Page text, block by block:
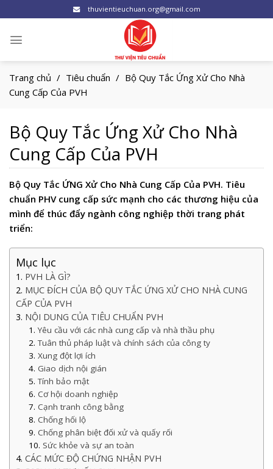
to
content
thuvientieuchuan.org@gmail.com
Trang chủ / Tiêu chuẩn / Bộ Quy Tắc Ứng Xử Cho Nhà
Cung Cấp Của PVH
Bộ Quy Tắc Ứng Xử Cho Nhà
Cung Cấp Của PVH
Bộ Quy Tắc ỨNG Xử Cho Nhà Cung Cấp Của PVH. Tiêu
chuẩn PHV cung cấp sức mạnh cho các thương hiệu của
mình để thúc đẩy ngành công nghiệp thời trang phát
triển:
Mục lục
PVH LÀ GÌ?
MỤC ĐÍCH CỦA BỘ QUY TẮC ỨNG XỬ CHO NHÀ CUNG
CẤP CỦA PVH
NỘI DUNG CỦA TIÊU CHUẨN PVH
Yêu cầu với các nhà cung cấp và nhà thầu phụ
Tuân thủ pháp luật và chính sách của công ty
Xung đột lợi ích
Giao dịch nội gián
Tính bảo mật
Cơ hội doanh nghiệp
Cạnh tranh công bằng
Chống hối lộ
Chống phân biệt đối xử và quấy rối
Sức khỏe và sự an toàn
CÁC MỨC ĐỘ CHỨNG NHẬN PVH